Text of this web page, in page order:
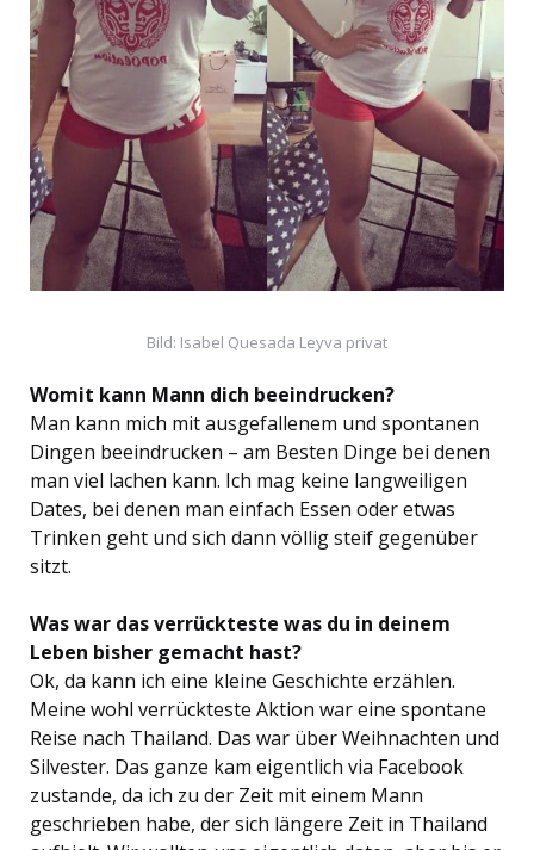
Bild: Isabel Quesada Leyva privat
Womit kann Mann dich beeindrucken?
Man kann mich mit ausgefallenem und spontanen
Dingen beeindrucken – am Besten Dinge bei denen
man viel lachen kann. Ich mag keine langweiligen
Dates, bei denen man einfach Essen oder etwas
Trinken geht und sich dann völlig steif gegenüber
sitzt.
Was war das verrückteste was du in deinem
Leben bisher gemacht hast?
Ok, da kann ich eine kleine Geschichte erzählen.
Meine wohl verrückteste Aktion war eine spontane
Reise nach Thailand. Das war über Weihnachten und
Silvester. Das ganze kam eigentlich via Facebook
zustande, da ich zu der Zeit mit einem Mann
geschrieben habe, der sich längere Zeit in Thailand